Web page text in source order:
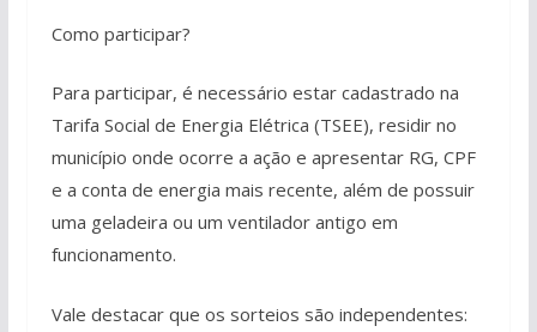
Como participar?
Para participar, é necessário estar cadastrado na
Tarifa Social de Energia Elétrica (TSEE), residir no
município onde ocorre a ação e apresentar RG, CPF
e a conta de energia mais recente, além de possuir
uma geladeira ou um ventilador antigo em
funcionamento.
Vale destacar que os sorteios são independentes: